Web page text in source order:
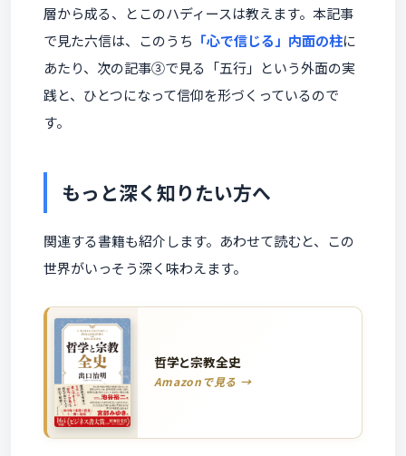
層から成る、とこのハディースは教えます。本記事
で見た六信は、このうち 「心で信じる」内面の柱に
あたり、次の記事③で見る「五行」という外面の実
践と、ひとつになって信仰を形づくっているので
す。
もっと深く知りたい方へ
関連する書籍も紹介します。あわせて読むと、この
世界がいっそう深く味わえます。
哲学と宗教全史
Amazonで見る →